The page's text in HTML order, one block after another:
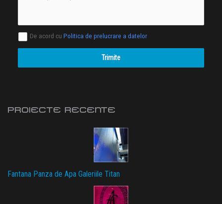
De acord cu Politica de prelucrare a datelor
Trimite
PROIECTE RECENTE
Fantana Panza de Apa Galeriile Titan